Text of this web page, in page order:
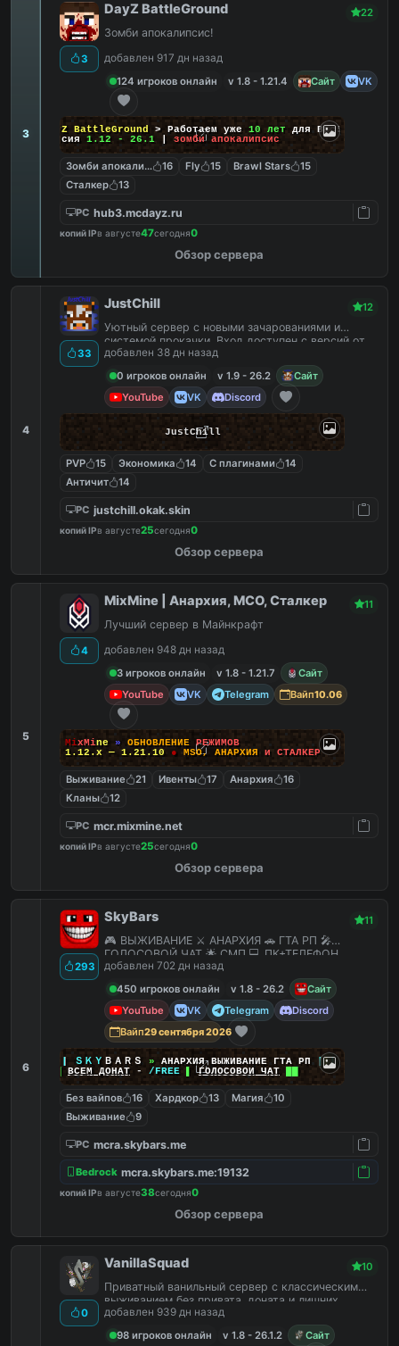
3
3
DayZ BattleGround 22
Зомби апокалипсис!
добавлен 917 дн назад
124 игроков онлайн
v 1.8 - 1.21.4 Сайт VK
DayZ BattleGround > Работаем уже 10 лет для Вас!
Версия 1.12 - 26.1 | зомби апокалипсис
Зомби апокалипсис16 Fly 15 Brawl Stars
15
Сталкер
13
PC hub3.mcdayz.ru
копий IPв августе47сегодня0
Обзор сервера
4
33
JustChill 12
Уютный сервер с новыми зачарованиями и
системой прокачки. Вход доступен с версий от
1.9 до 26.2
добавлен 38 дн назад
0 игроков онлайн
v 1.9 - 26.2
Сайт
YouTube
VK Discord
JustChill
PVP 15 Экономика 14 С плагинами
14
Античит
14
PC justchill.okak.skin
копий IPв августе25сегодня0
Обзор сервера
5
4
MixMine | Анархия, МСО, Сталкер 11
Лучший сервер в Майнкрафт
добавлен 948 дн назад
3 игроков онлайн
v 1.8 - 1.21.7
Сайт
YouTube
VK Telegram Вайп10.06
MixMine » ОБНОВЛЕНИЕ РЕЖИМОВ
1.12.x — 1.21.10
● MSO, АНАРХИЯ и СТАЛКЕР
Выживание 21 Ивенты 17 Анархия
16
Кланы
12
PC mcr.mixmine.net
копий IPв августе25сегодня0
Обзор сервера
6
293
SkyBars 11
🎮 ВЫЖИВАНИЕ ⚔️ АНАРХИЯ 🚗 ГТА РП 🎤
ГОЛОСОВОЙ ЧАТ 🌟 СМП 💻 ПК+ТЕЛЕФОН
добавлен 702 дн назад
450 игроков онлайн
v 1.8 - 26.2
Сайт
YouTube
VK Telegram
Discord
Вайп29 сентября 2026
ＳＫＹ ＢＡＲＳ » АНАРХИЯ ВЫЖИВАНИЕ ГТА РП |||
ВСЕМ ДОНАТ- /FREE ▌ГОЛОСОВОЙ ЧАТ
Без вайпов 16 Хардкор 13 Магия
10
Выживание
9
PC mcra.skybars.me
Bedrock mcra.skybars.me:19132
копий IPв августе38сегодня0
Обзор сервера
0
VanillaSquad 10
Приватный ванильный сервер с классическим
выживанием без привата, доната и лишних
плагинов.
добавлен 939 дн назад
98 игроков онлайн
v 1.8 - 26.1.2 Сайт